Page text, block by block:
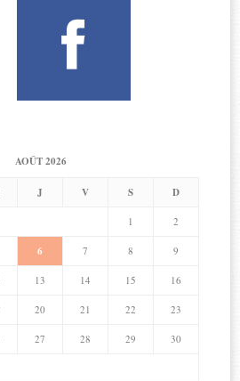
AOÛT 2026
J V S D
1 2
6 7 8 9
13 14 15 16
20 21 22 23
27 28 29 30